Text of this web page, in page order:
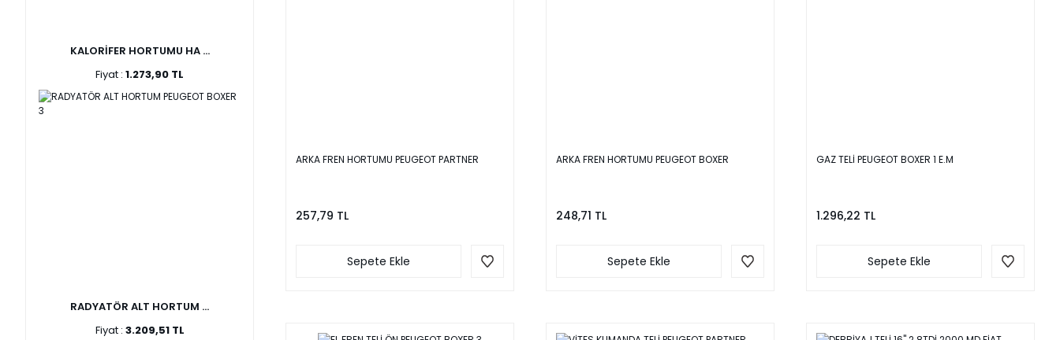
KALORİFER HORTUMU HA ...
Fiyat : 1.273,90 TL
RADYATÖR ALT HORTUM ...
Fiyat : 3.209,51 TL
ARKA FREN HORTUMU PEUGEOT PARTNER
257,79 TL
Sepete Ekle
ARKA FREN HORTUMU PEUGEOT BOXER
248,71 TL
Sepete Ekle
GAZ TELİ PEUGEOT BOXER 1 E.M
1.296,22 TL
Sepete Ekle